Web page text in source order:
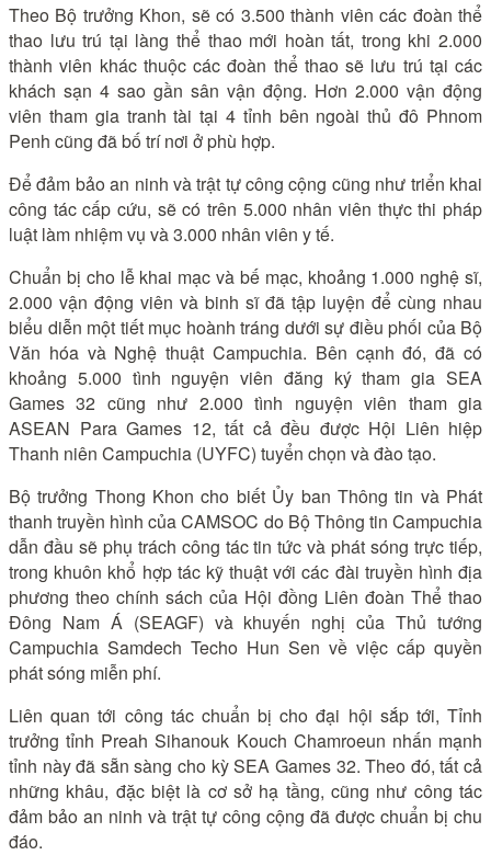
Theo Bộ trưởng Khon, sẽ có 3.500 thành viên các đoàn thể
thao lưu trú tại làng thể thao mới hoàn tất, trong khi 2.000
thành viên khác thuộc các đoàn thể thao sẽ lưu trú tại các
khách sạn 4 sao gần sân vận động. Hơn 2.000 vận động
viên tham gia tranh tài tại 4 tỉnh bên ngoài thủ đô Phnom
Penh cũng đã bố trí nơi ở phù hợp.
Để đảm bảo an ninh và trật tự công cộng cũng như triển khai
công tác cấp cứu, sẽ có trên 5.000 nhân viên thực thi pháp
luật làm nhiệm vụ và 3.000 nhân viên y tế.
Chuẩn bị cho lễ khai mạc và bế mạc, khoảng 1.000 nghệ sĩ,
2.000 vận động viên và binh sĩ đã tập luyện để cùng nhau
biểu diễn một tiết mục hoành tráng dưới sự điều phối của Bộ
Văn hóa và Nghệ thuật Campuchia. Bên cạnh đó, đã có
khoảng 5.000 tình nguyện viên đăng ký tham gia SEA
Games 32 cũng như 2.000 tình nguyện viên tham gia
ASEAN Para Games 12, tất cả đều được Hội Liên hiệp
Thanh niên Campuchia (UYFC) tuyển chọn và đào tạo.
Bộ trưởng Thong Khon cho biết Ủy ban Thông tin và Phát
thanh truyền hình của CAMSOC do Bộ Thông tin Campuchia
dẫn đầu sẽ phụ trách công tác tin tức và phát sóng trực tiếp,
trong khuôn khổ hợp tác kỹ thuật với các đài truyền hình địa
phương theo chính sách của Hội đồng Liên đoàn Thể thao
Đông Nam Á (SEAGF) và khuyến nghị của Thủ tướng
Campuchia Samdech Techo Hun Sen về việc cấp quyền
phát sóng miễn phí.
Liên quan tới công tác chuẩn bị cho đại hội sắp tới, Tỉnh
trưởng tỉnh Preah Sihanouk Kouch Chamroeun nhấn mạnh
tỉnh này đã sẵn sàng cho kỳ SEA Games 32. Theo đó, tất cả
những khâu, đặc biệt là cơ sở hạ tầng, cũng như công tác
đảm bảo an ninh và trật tự công cộng đã được chuẩn bị chu
đáo.